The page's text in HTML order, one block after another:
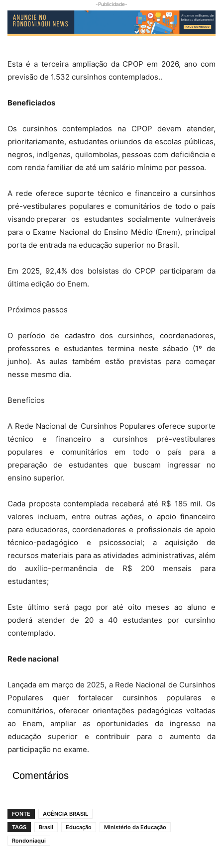
-Publicidade-
Esta é a terceira ampliação da CPOP em 2026, ano com
previsão de 1.532 cursinhos contemplados..
Beneficiados
Os cursinhos contemplados na CPOP devem atender,
prioritariamente, estudantes oriundos de escolas públicas,
negros, indígenas, quilombolas, pessoas com deficiência e
com renda familiar de até um salário mínimo por pessoa.
A rede oferece suporte técnico e financeiro a cursinhos
pré-vestibulares populares e comunitários de todo o país
visando preparar os estudantes socialmente vulneráveis
para o Exame Nacional do Ensino Médio (Enem), principal
porta de entrada na educação superior no Brasil.
Em 2025, 92,4% dos bolsistas do CPOP participaram da
última edição do Enem.
Próximos passos
O período de cadastro dos cursinhos, coordenadores,
professores e estudantes termina neste sábado (1º de
junho). As aulas também estão previstas para começar
nesse mesmo dia.
Benefícios
A Rede Nacional de Cursinhos Populares oferece suporte
técnico e financeiro a cursinhos pré-vestibulares
populares e comunitários em todo o país para a
preparação de estudantes que buscam ingressar no
ensino superior.
Cada proposta contemplada receberá até R$ 185 mil. Os
valores incluem, entre outras ações, o apoio financeiro
para educadores, coordenadores e profissionais de apoio
técnico-pedagógico e psicossocial; a aquisição de
recursos materiais para as atividades administrativas, além
do auxílio-permanência de R$ 200 mensais para
estudantes;
Este último será pago por até oito meses ao aluno e
poderá atender de 20 a 40 estudantes por cursinho
contemplado.
Rede nacional
Lançada em março de 2025, a Rede Nacional de Cursinhos
Populares quer fortalecer cursinhos populares e
comunitários, oferecer orientações pedagógicas voltadas
ao Enem, ampliar as oportunidades de ingresso na
educação superior e contribuir para o aumento da
participação no exame.
Comentários
FONTE
AGÊNCIA BRASIL
TAGS
Brasil Educação
Ministério da Educação
Rondoniaqui